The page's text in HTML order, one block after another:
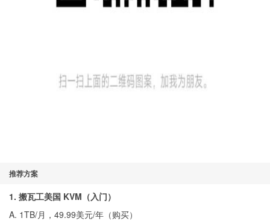
推荐方案
1. 搬瓦工美国 KVM（入门）
A. 1TB/月，49.99美元/年（购买）